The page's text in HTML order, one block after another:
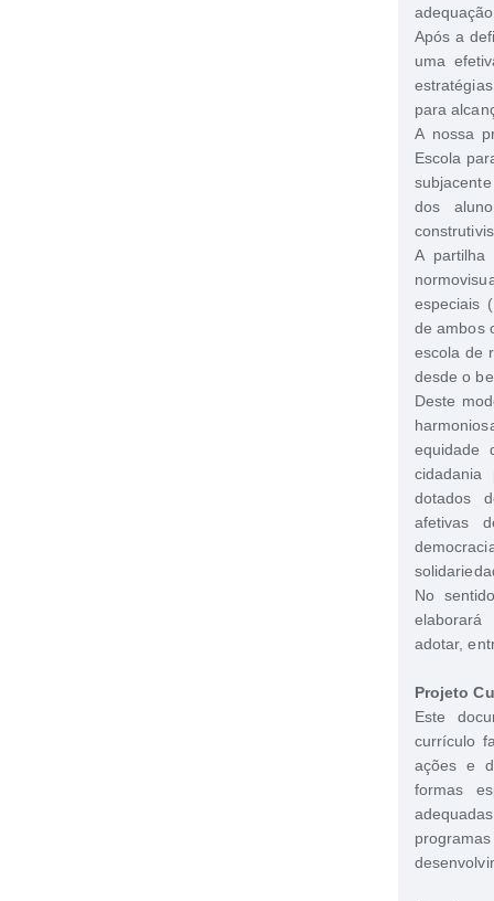
Após a
uma
para
A nossa
Escola
dos
A partilha
especiais
de ambos
escola de
desde o
Deste
equidade
cidadania
dotados
afetivas
No
elaborará
adotar,
Projeto
Este
currículo
ações e
formas